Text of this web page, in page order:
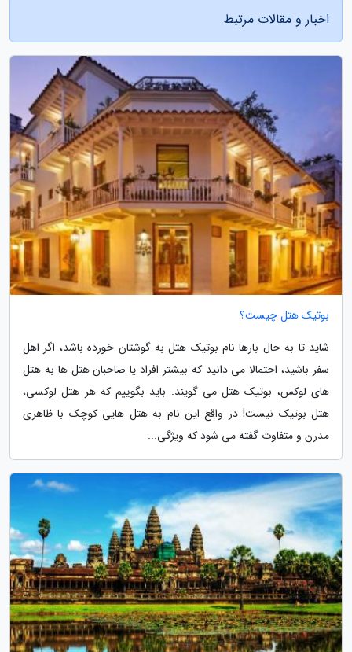
اخبار و مقالات مرتبط
بوتیک هتل چیست؟
شاید تا به حال بارها نام بوتیک هتل به گوشتان خورده باشد، اگر اهل
سفر باشید، احتمالا می دانید که بیشتر افراد یا صاحبان هتل ها به هتل
های لوکس، بوتیک هتل می گویند. باید بگوییم که هر هتل لوکسی،
هتل بوتیک نیست! در واقع این نام به هتل هایی کوچک با ظاهری
مدرن و متفاوت گفته می شود که ویژگی...